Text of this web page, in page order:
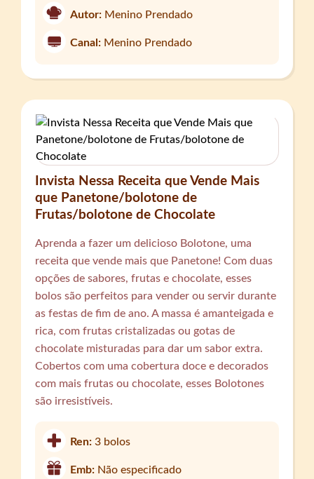
Autor: Menino Prendado
Canal: Menino Prendado
Invista Nessa Receita que Vende Mais
que Panetone/bolotone de
Frutas/bolotone de Chocolate
Aprenda a fazer um delicioso Bolotone, uma
receita que vende mais que Panetone! Com duas
opções de sabores, frutas e chocolate, esses
bolos são perfeitos para vender ou servir durante
as festas de fim de ano. A massa é amanteigada e
rica, com frutas cristalizadas ou gotas de
chocolate misturadas para dar um sabor extra.
Cobertos com uma cobertura doce e decorados
com mais frutas ou chocolate, esses Bolotones
são irresistíveis.
Ren:3 bolos
Emb: Não especificado